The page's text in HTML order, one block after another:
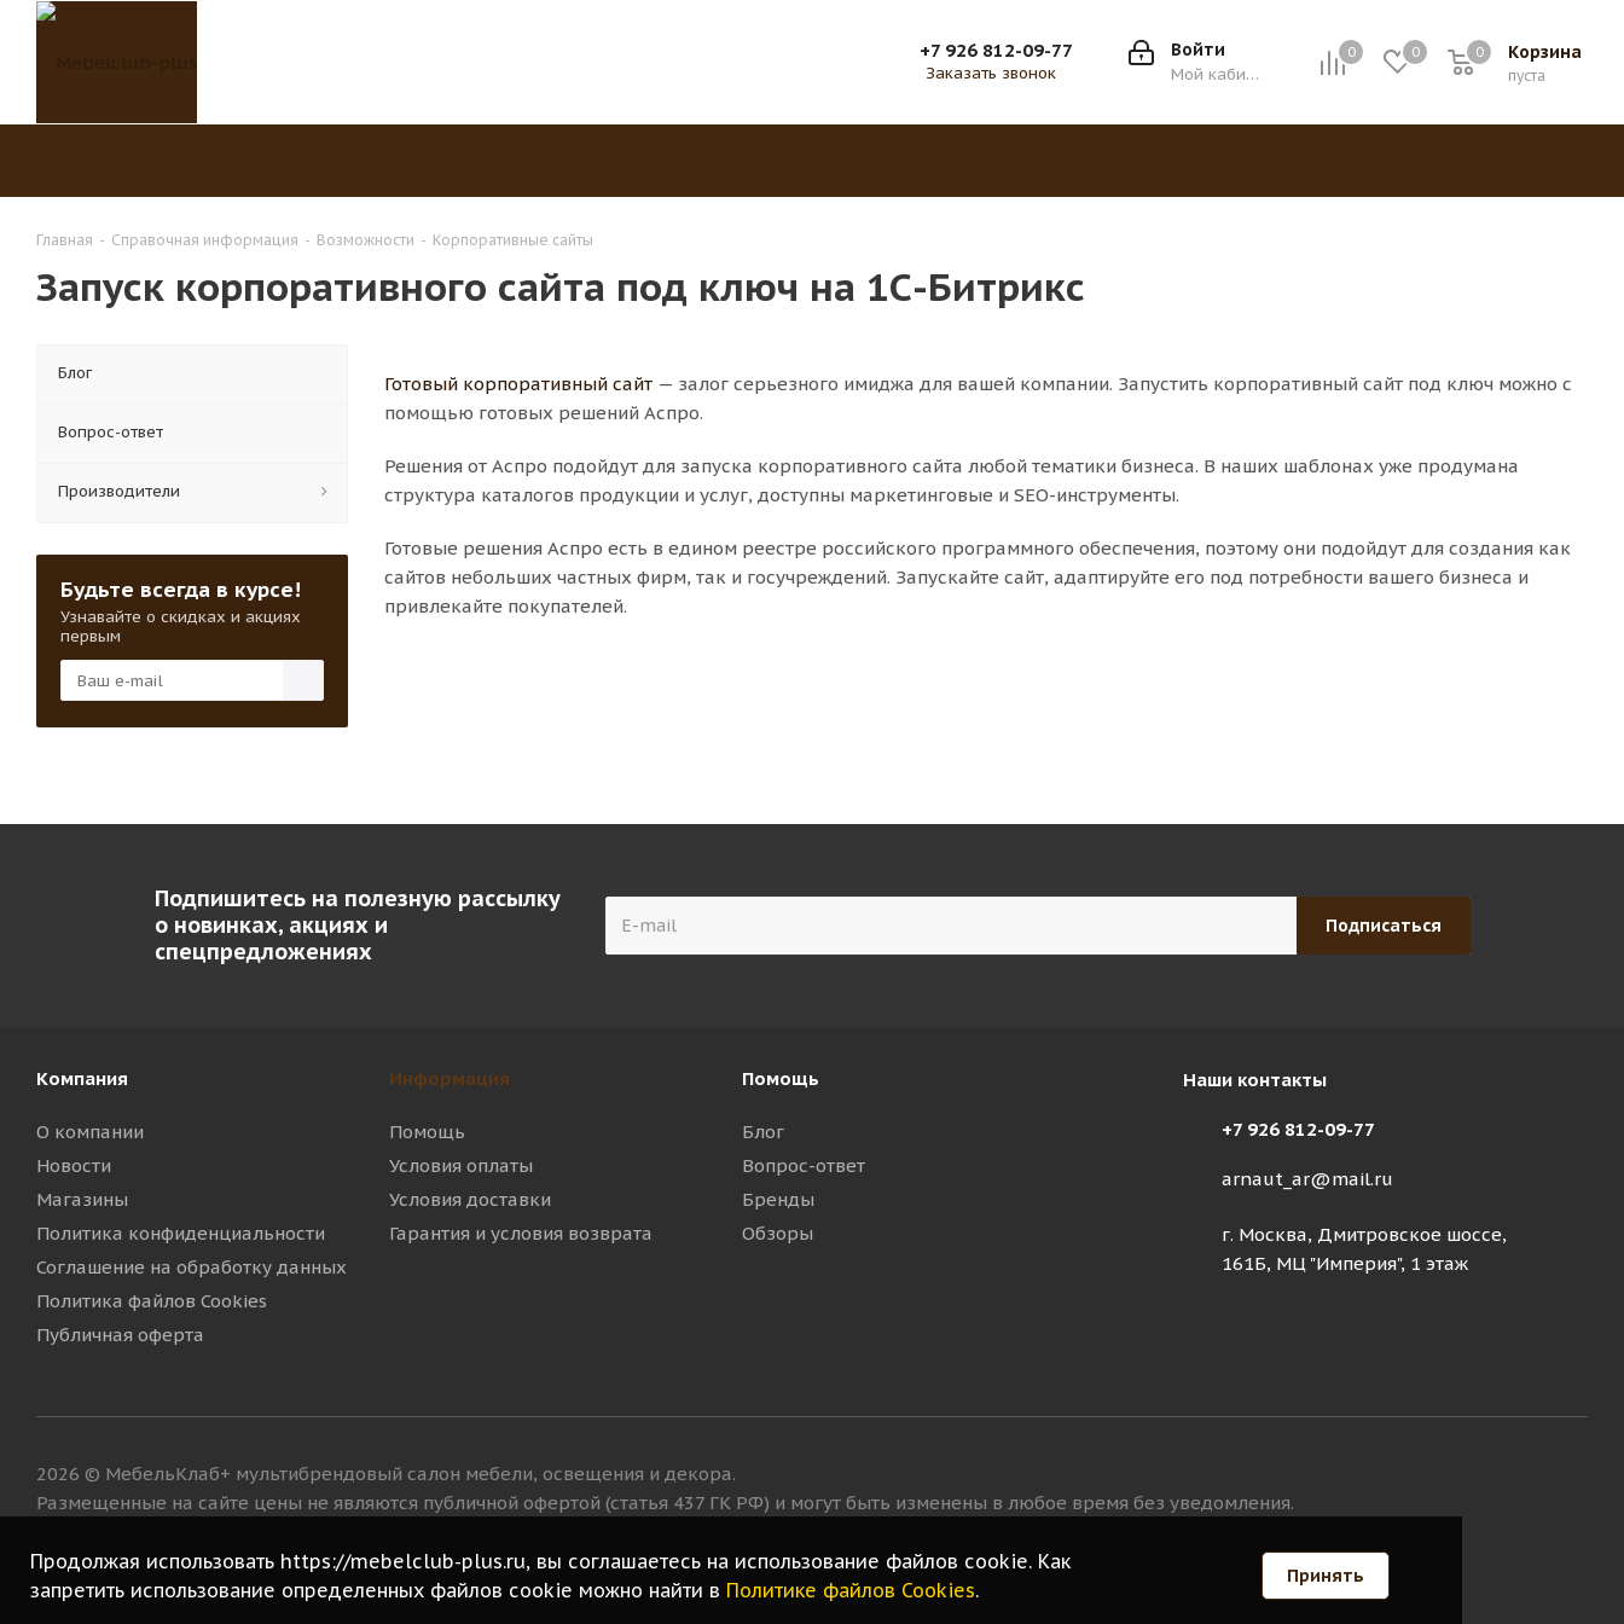
0 0 Корзина
0
пуста
0
Войти
Мой кабинет
+7 926 812-09-77
Заказать звонок
Главная - Справочная информация - Возможности - Корпоративные сайты
Запуск корпоративного сайта под ключ на 1С-Битрикс
Готовый корпоративный сайт — залог серьезного имиджа для вашей компании. Запустить корпоративный сайт под ключ можно с
помощью готовых решений Аспро.
Решения от Аспро подойдут для запуска корпоративного сайта любой тематики бизнеса. В наших шаблонах уже продумана
структура каталогов продукции и услуг, доступны маркетинговые и SEO-инструменты.
Готовые решения Аспро есть в едином реестре российского программного обеспечения, поэтому они подойдут для создания как
сайтов небольших частных фирм, так и госучреждений. Запускайте сайт, адаптируйте его под потребности вашего бизнеса и
привлекайте покупателей.
Блог
Вопрос-ответ
Производители
Будьте всегда в курсе!
Узнавайте о скидках и акциях
первым
Подпишитесь на полезную рассылку
о новинках, акциях и
спецпредложениях
Компания
О компании
Новости
Магазины
Политика конфиденциальности
Соглашение на обработку данных
Политика файлов Cookies
Публичная оферта
Информация
Помощь
Условия оплаты
Условия доставки
Гарантия и условия возврата
Помощь
Блог
Вопрос-ответ
Бренды
Обзоры
Наши контакты
+7 926 812-09-77
arnaut_ar@mail.ru
г. Москва, Дмитровское шоссе,
161Б, МЦ "Империя", 1 этаж
2026 © МебельКлаб+ мультибрендовый салон мебели, освещения и декора.
Размещенные на сайте цены не являются публичной офертой (статья 437 ГК РФ) и могут быть изменены в любое время без уведомления.
Продолжая использовать https://mebelclub-plus.ru, вы соглашаетесь на использование файлов cookie. Как
запретить использование определенных файлов cookie можно найти в Политике файлов Cookies.
Принять